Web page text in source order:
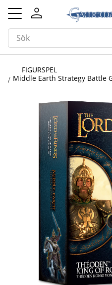
Meny
FIGURSPEL
Middle Earth Strategy Battle